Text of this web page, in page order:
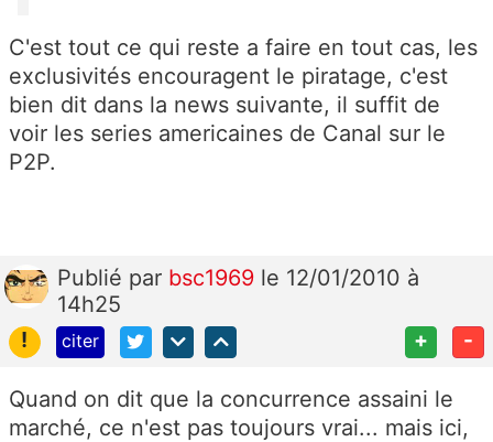
C'est tout ce qui reste a faire en tout cas, les
exclusivités encouragent le piratage, c'est
bien dit dans la news suivante, il suffit de
voir les series americaines de Canal sur le
P2P.
Publié par bsc1969 le 12/01/2010 à
14h25
!
citer + -
Quand on dit que la concurrence assaini le
marché, ce n'est pas toujours vrai... mais ici,